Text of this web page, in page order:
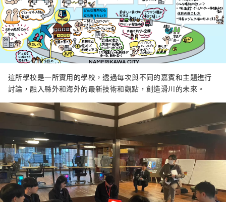
這所學校是一所實用的學校，透過每次與不同的嘉賓和主題進行
討論，融入縣外和海外的最新技術和觀點，創造滑川的未來。